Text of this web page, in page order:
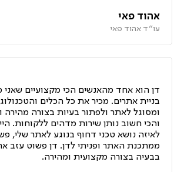
אהוד פאי
עו״ד אהוד פאי
דן הוא אחד מהאנשים הכי מקצועיים שאני
בניית אתרים. מכיר את כל הכלים
ומסוגל לאתר ולפתור בעיות בצורה מהירה
והכי חשוב נותן שירות מדהים ללקוחות.
לאיזה נושא טכני דחוף בנוגע לאתר שלי,
ממתכנת האתר ופניתי לדן. דן פשוט עזב
בבעיה בצורה מקצועית ומהירה.